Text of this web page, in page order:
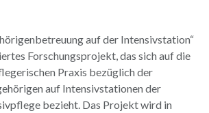
auf der Intensivstation“
Forschungsprojekt, das sich auf die
Praxis bezüglich der
auf Intensivstationen der
bezieht. Das Projekt wird in